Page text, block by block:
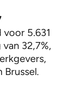
voor 5.631
32,7%,
Brussel.